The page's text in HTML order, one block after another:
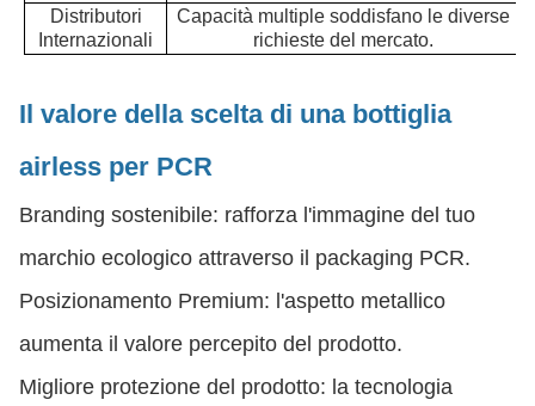
Distributori
Internazionali
Capacità multiple soddisfano le diverse
richieste del mercato.
Il valore della scelta di una bottiglia
airless per PCR
Branding sostenibile: rafforza l'immagine del tuo
marchio ecologico attraverso il packaging PCR.
Posizionamento Premium: l'aspetto metallico
aumenta il valore percepito del prodotto.
Migliore protezione del prodotto: la tecnologia